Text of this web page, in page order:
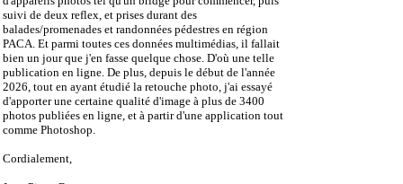
suivi de deux reflex, et prises durant des
balades/promenades et randonnées pédestres en région
PACA. Et parmi toutes ces données multimédias, il fallait
bien un jour que j'en fasse quelque chose. D'où une telle
publication en ligne. De plus, depuis le début de l'année
2026, tout en ayant étudié la retouche photo, j'ai essayé
d'apporter une certaine qualité d'image à plus de 3400
photos publiées en ligne, et à partir d'une application tout
comme Photoshop.
Cordialement,